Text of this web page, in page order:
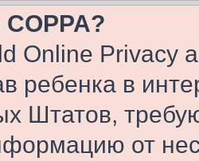
COPPA?
Online Privacy
ребенка в
Штатов,
от